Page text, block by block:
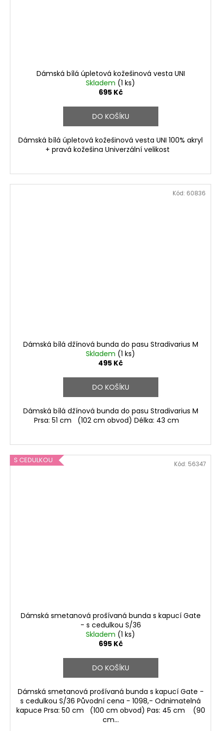
Dámská bílá úpletová kožešinová vesta UNI
Skladem (1 ks)
695 Kč
DO KOŠÍKU
Dámská bílá úpletová kožešinová vesta UNI 100% akryl
+ pravá kožešina Univerzální velikost
Dámská bílá džínová bunda do pasu Stradivarius M
Skladem (1 ks)
495 Kč
DO KOŠÍKU
Dámská bílá džínová bunda do pasu Stradivarius M
Prsa: 51 cm (102 cm obvod) Délka: 43 cm
Kód: 60836
S CEDULKOU
Dámská smetanová prošívaná bunda s kapucí Gate
- s cedulkou S/36
Skladem (1 ks)
695 Kč
DO KOŠÍKU
Dámská smetanová prošívaná bunda s kapucí Gate -
s cedulkou S/36 Původní cena - 1098,- Odnimatelná
kapuce Prsa: 50 cm (100 cm obvod) Pas: 45 cm (90
cm...
Kód: 56347